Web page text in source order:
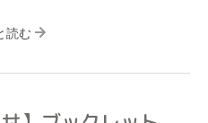
読む